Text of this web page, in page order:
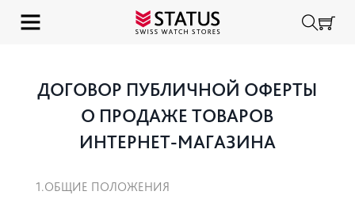
ДОГОВОР ПУБЛИЧНОЙ ОФЕРТЫ
О ПРОДАЖЕ ТОВАРОВ
ИНТЕРНЕТ-МАГАЗИНА
1.ОБЩИЕ ПОЛОЖЕНИЯ